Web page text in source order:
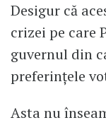
Desigur că
crizei pe care
guvernul din
preferințele
Asta nu